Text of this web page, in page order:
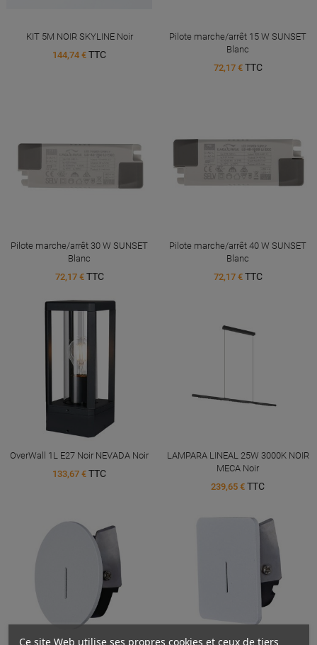
KIT 5M NOIR SKYLINE Noir
144,74 € TTC
Pilote marche/arrêt 15 W SUNSET
Blanc
72,17 € TTC
Pilote marche/arrêt 30 W SUNSET
Blanc
72,17 € TTC
Pilote marche/arrêt 40 W SUNSET
Blanc
72,17 € TTC
OverWall 1L E27 Noir NEVADA Noir
133,67 € TTC
LAMPARA LINEAL 25W 3000K NOIR
MECA Noir
239,65 € TTC
Ce site Web utilise ses propres cookies et ceux de tiers